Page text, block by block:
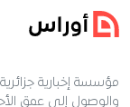
والوصول إلى عمق